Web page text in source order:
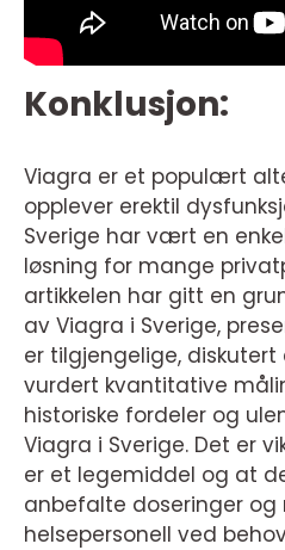
Konklusjon:
Viagra er et populært
opplever erektil
Sverige har vært en
løsning for mange
artikkelen har gitt en
av Viagra i Sverige,
er tilgjengelige, diskutert
vurdert kvantitative
historiske fordeler og
Viagra i Sverige. Det er
er et legemiddel og at
anbefalte doseringer
helsepersonell ved